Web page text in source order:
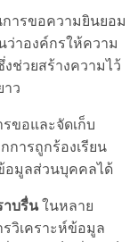
การขอความยินยอม
ว่าองค์กรให้ความ
ช่วยสร้างความไว้
าว
ขอและจัดเก็บ
การถูกร้องเรียน
อมูลส่วนบุคคลได้
าบรื่นในหลาย
วิเคราะห์ข้อมูล